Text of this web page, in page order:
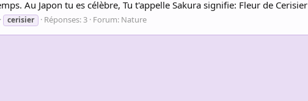
Au Japon tu es célèbre, Tu t'appelle Sakura signifie: Fleur de Cerisier
cerisier Réponses: 3 Forum: Nature